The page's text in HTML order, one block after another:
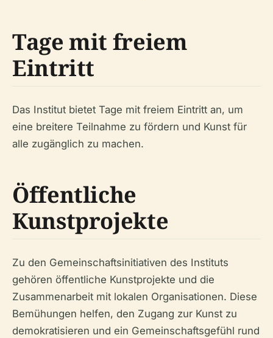
Tage mit freiem
Eintritt
Das Institut bietet Tage mit freiem Eintritt an, um
eine breitere Teilnahme zu fördern und Kunst für
alle zugänglich zu machen.
Öffentliche
Kunstprojekte
Zu den Gemeinschaftsinitiativen des Instituts
gehören öffentliche Kunstprojekte und die
Zusammenarbeit mit lokalen Organisationen. Diese
Bemühungen helfen, den Zugang zur Kunst zu
demokratisieren und ein Gemeinschaftsgefühl rund